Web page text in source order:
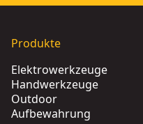
Produkte
Elektrowerkzeuge
Handwerkzeuge
Outdoor
Aufbewahrung